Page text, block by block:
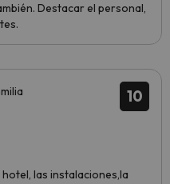
Destacar el personal,
10
las instalaciones,la